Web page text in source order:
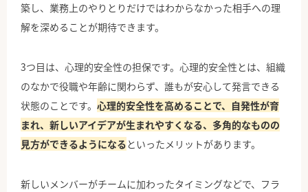
築し、業務上のやりとりだけではわからなかった相手への理
解を深めることが期待できます。
3つ目は、心理的安全性の担保です。心理的安全性とは、組織
のなかで役職や年齢に関わらず、誰もが安心して発言できる
状態のことです。 心理的安全性を高めることで、自発性が育
まれ、新しいアイデアが生まれやすくなる、多角的なものの
見方ができるようになる といったメリットがあります。
新しいメンバーがチームに加わったタイミングなどで、フラ